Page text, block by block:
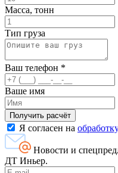
Масса, тонн
Тип груза
Ваш телефон *
Ваше имя
Я согласен на
Новости и
ДТ Иньер.